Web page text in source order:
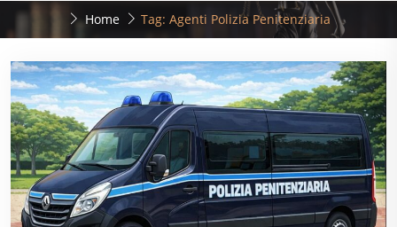
Home Tag: Agenti Polizia Penitenziaria